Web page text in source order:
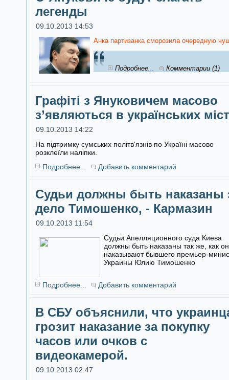
легенды
09.10.2013 14:53
Анка партизанка сморозила очередную
Подробнее... Комментарии (1)
Графіті з Януковичем масово
з’являються в українських
09.10.2013 14:22
На підтримку сумських політв'язнів по Україні масово
розклеїли наліпки.
Подробнее...
Добавить комментарий
Судьи должны быть наказаны
дело Тимошенко, - Кармазин
09.10.2013 11:54
Судьи Апелляционного суда Киева
должны быть наказаны так же, как
наказывают бывшего премьер-
Украины Юлию Тимошенко
Подробнее... Добавить комментарий
В СБУ объяснили, что
грозит наказание за покупку
часов или очков с
видеокамерой.
09.10.2013 02:47